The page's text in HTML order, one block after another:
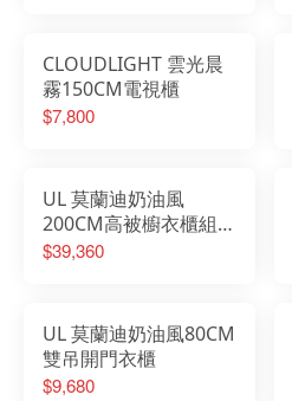
CLOUDLIGHT 雲光晨
霧150CM電視櫃
$7,800
UL 莫蘭迪奶油風
200CM高被櫥衣櫃組
(雙吊+三抽+展示櫃)
$39,360
UL 莫蘭迪奶油風80CM
雙吊開門衣櫃
$9,680